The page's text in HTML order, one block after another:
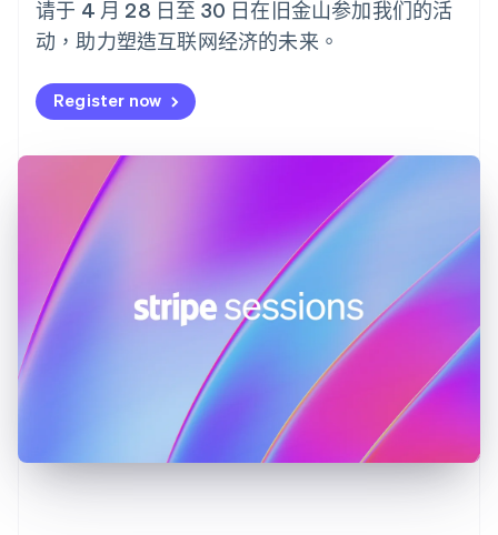
请于 4 月 28 日至 30 日在旧金山参加我们的活
动，助力塑造互联网经济的未来。
Register now
NederlandsEnglish
加拿大
捷克
English
EnglishItaliano
拉脱维亚
English
立陶宛
English
列支敦士登
Deutsch
English
English简体中文